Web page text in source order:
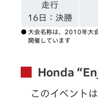
走行
16日：決勝
● 大会名称は、2010年大
開催しています
Honda
このイベントは